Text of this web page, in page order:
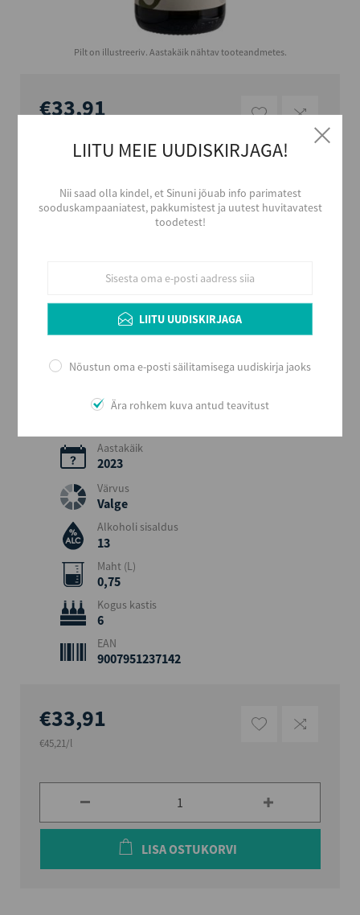
Pilt on illustreeriv. Aastakäik nähtav tooteandmetes.
€33,91
Kaitstud päritolunimetusega vein
Tootja
Piirkond
Päritolumaa
Aastakäik
2023
Värvus
Valge
Alkoholi sisaldus
13
Maht (L)
0,75
Kogus kastis
6
EAN
9007951237142
€33,91
€45,21/l
LISA OSTUKORVI
LIITU MEIE UUDISKIRJAGA!
Nii saad olla kindel, et Sinuni jõuab info parimatest
sooduskampaaniatest, pakkumistest ja uutest huvitavatest
toodetest!
LIITU UUDISKIRJAGA
Nõustun oma e-posti säilitamisega uudiskirja jaoks
Ära rohkem kuva antud teavitust